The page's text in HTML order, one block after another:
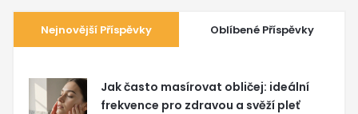
Nejnovější Příspěvky Oblíbené Příspěvky
Jak často masírovat obličej: ideální
frekvence pro zdravou a svěží pleť